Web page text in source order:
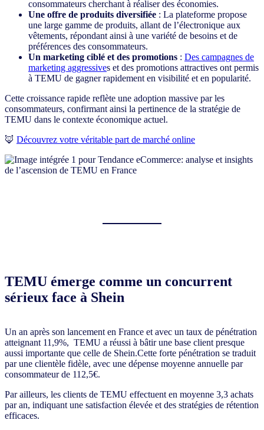
consommateurs cherchant à réaliser des économies.
Une offre de produits diversifiée : La plateforme propose
une large gamme de produits, allant de l’électronique aux
vêtements, répondant ainsi à une variété de besoins et de
préférences des consommateurs.
Un marketing ciblé et des promotions : Des campagnes de
marketing aggressives et des promotions attractives ont permis
à TEMU de gagner rapidement en visibilité et en popularité.
Cette croissance rapide reflète une adoption massive par les
consommateurs, confirmant ainsi la pertinence de la stratégie de
TEMU dans le contexte économique actuel.
🦊 Découvrez votre véritable part de marché online
TEMU émerge comme un concurrent
sérieux face à Shein
Un an après son lancement en France et avec un taux de pénétration
atteignant 11,9%, TEMU a réussi à bâtir une base client presque
aussi importante que celle de Shein.Cette forte pénétration se traduit
par une clientèle fidèle, avec une dépense moyenne annuelle par
consommateur de 112,5€.
Par ailleurs, les clients de TEMU effectuent en moyenne 3,3 achats
par an, indiquant une satisfaction élevée et des stratégies de rétention
efficaces.